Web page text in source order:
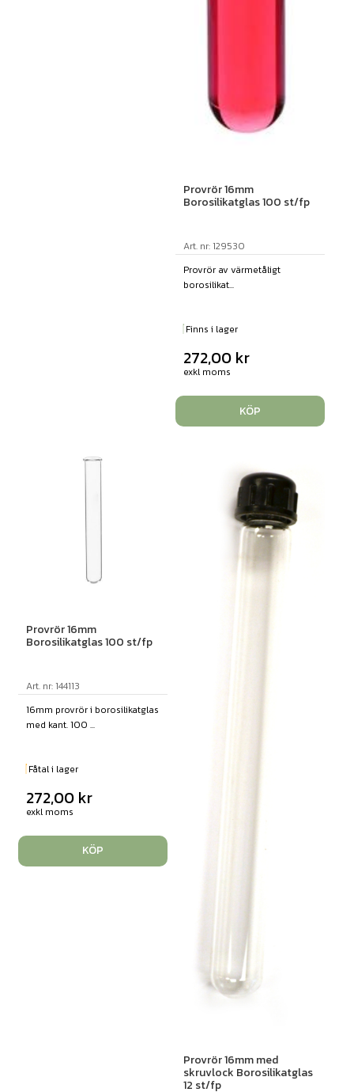
Provrör 16mm
Borosilikatglas 100 st/fp
Art. nr: 129530
Provrör av värmetåligt
borosilikat...
Finns i lager
272,00 kr
exkl moms
KÖP
Provrör 16mm
Borosilikatglas 100 st/fp
Art. nr: 144113
16mm provrör i borosilikatglas
med kant. 100 ...
Fåtal i lager
272,00 kr
exkl moms
KÖP
Provrör 16mm med
skruvlock Borosilikatglas
12 st/fp